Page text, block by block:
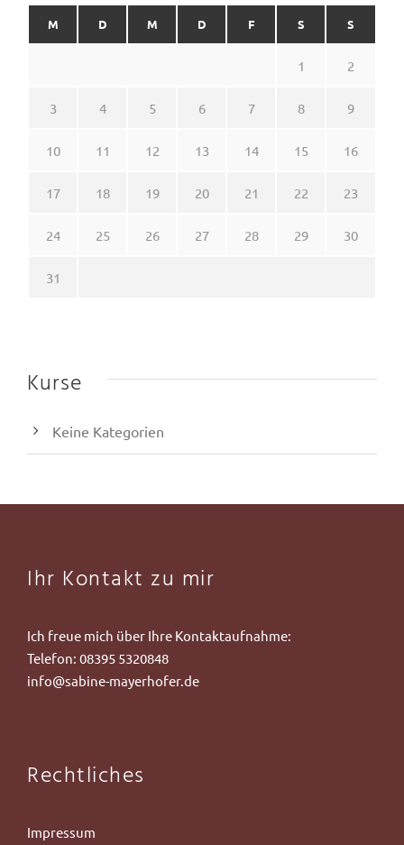
M D M D F S S
1 2
3 4 5 6 7 8 9
10 11 12 13 14 15 16
17 18 19 20 21 22 23
24 25 26 27 28 29 30
31
Kurse
Keine Kategorien
Ihr Kontakt zu mir
Ich freue mich über Ihre Kontaktaufnahme:
Telefon: 08395 5320848
info@sabine-mayerhofer.de
Rechtliches
Impressum